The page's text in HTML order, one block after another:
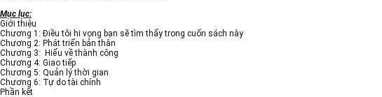
Mục lục:
Giới thiệu
Chương 1: Điều tôi hi vọng bạn sẽ tìm thấy trong cuốn sách này
Chương 2: Phát triển bản thân
Chương 3: Hiểu về thành công
Chương 4: Giao tiếp
Chương 5: Quản lý thời gian
Chương 6: Tự do tài chính
Phần kết